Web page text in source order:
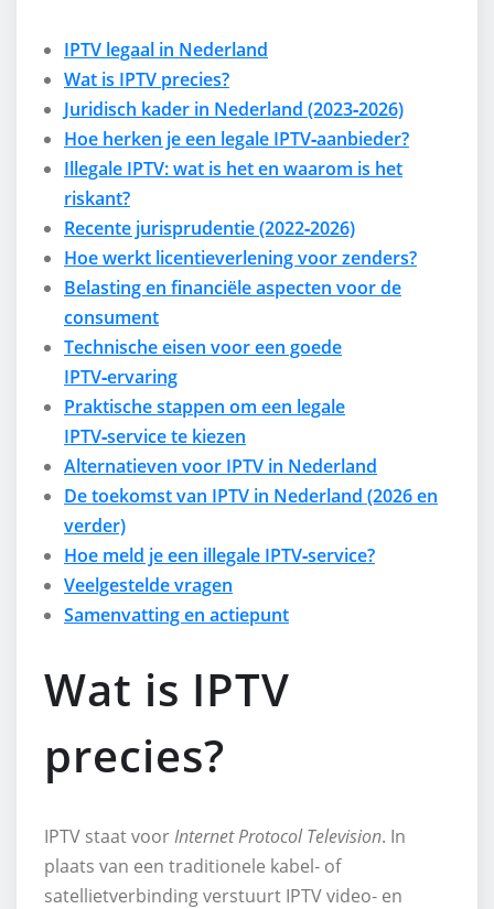
IPTV legaal in Nederland
Wat is IPTV precies?
Juridisch kader in Nederland (2023‑2026)
Hoe herken je een legale IPTV‑aanbieder?
Illegale IPTV: wat is het en waarom is het
riskant?
Recente jurisprudentie (2022‑2026)
Hoe werkt licentieverlening voor zenders?
Belasting en financiële aspecten voor de
consument
Technische eisen voor een goede
IPTV‑ervaring
Praktische stappen om een legale
IPTV‑service te kiezen
Alternatieven voor IPTV in Nederland
De toekomst van IPTV in Nederland (2026 en
verder)
Hoe meld je een illegale IPTV‑service?
Veelgestelde vragen
Samenvatting en actiepunt
Wat is IPTV
precies?
IPTV staat voorInternet Protocol Television. In
plaats van een traditionele kabel‑ of
satellietverbinding verstuurt IPTV video‑ en